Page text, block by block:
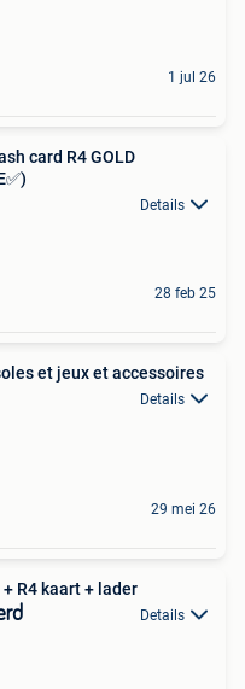
1 jul 26
card R4 GOLD
Details
28 feb 25
et jeux et accessoires
Details
29 mei 26
R4 kaart + lader
Details